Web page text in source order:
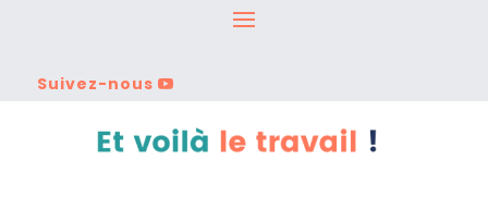
Suivez-nous